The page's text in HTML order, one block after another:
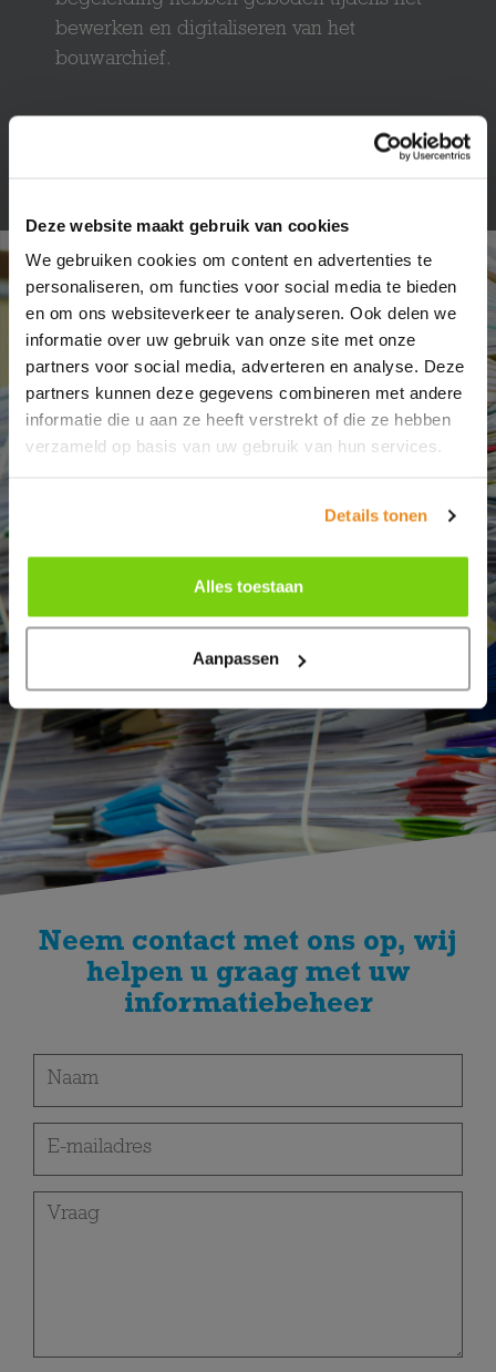
Deze website maakt gebruik van cookies
We gebruiken cookies om content en advertenties te
personaliseren, om functies voor social media te bieden
en om ons websiteverkeer te analyseren. Ook delen we
informatie over uw gebruik van onze site met onze
partners voor social media, adverteren en analyse. Deze
partners kunnen deze gegevens combineren met andere
informatie die u aan ze heeft verstrekt of die ze hebben
verzameld op basis van uw gebruik van hun services.
Details tonen
Alles toestaan
Aanpassen
bewerken en digitaliseren van het
bouwarchief.
Neem contact met ons op, wij
helpen u graag met uw
informatiebeheer